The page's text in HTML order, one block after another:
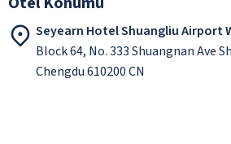
Seyearn Hotel Shuangliu Airport
Block 64, No. 333 Shuangnan Ave
Chengdu 610200 CN